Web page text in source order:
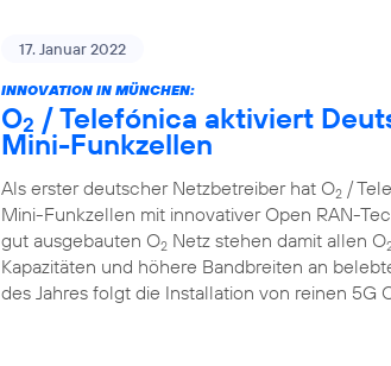
17. Januar 2022
INNOVATION IN MÜNCHEN:
O2 / Telefónica aktiviert
Mini-Funkzellen
Als erster deutscher Netzbetreiber hat O2 /
Mini-Funkzellen mit innovativer Open RAN-
gut ausgebauten O2 Netz stehen damit allen O
Kapazitäten und höhere Bandbreiten an
des Jahres folgt die Installation von reinen 5G